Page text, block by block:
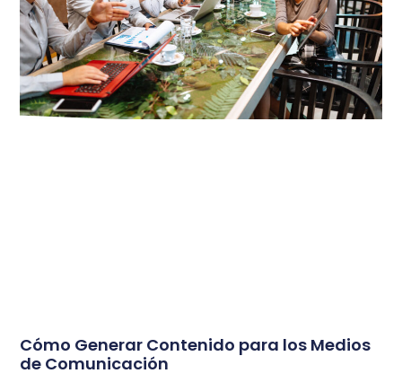
Cómo Generar Contenido para los Medios
de Comunicación